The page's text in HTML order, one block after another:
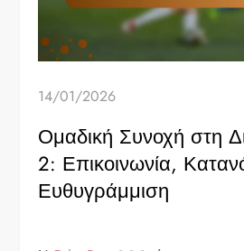
14/01/2026
Ομαδική Συνοχή στη
2: Επικοινωνία,
Ευθυγράμμιση